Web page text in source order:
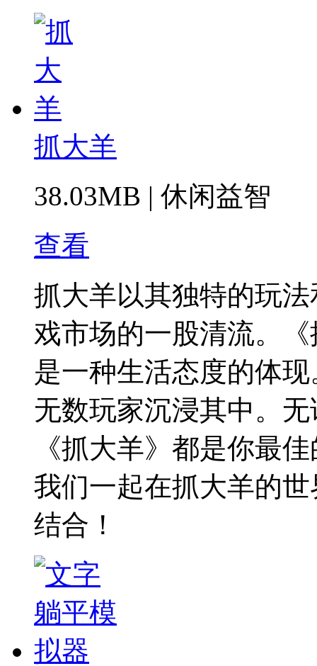
抓大羊
38.03MB | 休闲益智
查看
抓大羊以其独特的玩
戏市场的一股清流。
是一种生活态度的体
无数玩家沉浸其中。
《抓大羊》都是你最
我们一起在抓大羊的
结合！